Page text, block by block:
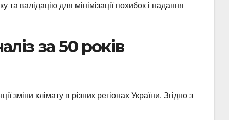
та валідацію для мінімізації похибок і надання
за 50 років
зміни клімату в різних регіонах України. Згідно з